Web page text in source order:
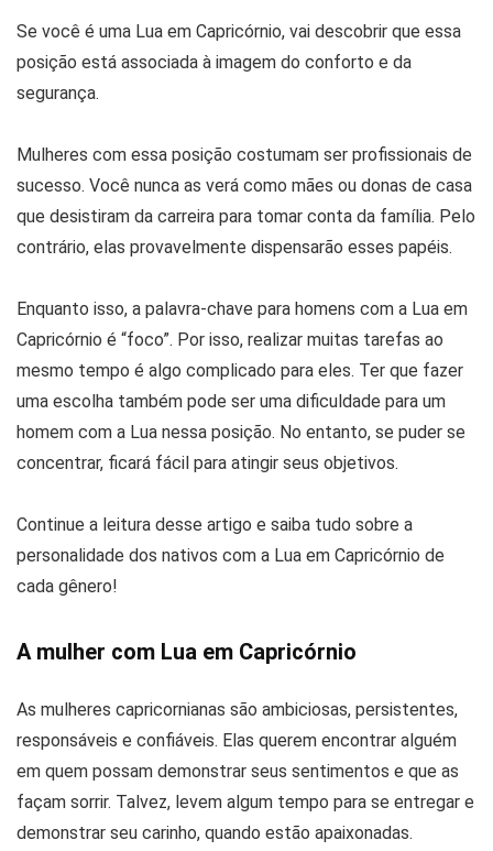
Se você é uma Lua em Capricórnio, vai descobrir que essa
posição está associada à imagem do conforto e da
segurança.
Mulheres com essa posição costumam ser profissionais de
sucesso. Você nunca as verá como mães ou donas de casa
que desistiram da carreira para tomar conta da família. Pelo
contrário, elas provavelmente dispensarão esses papéis.
Enquanto isso, a palavra-chave para homens com a Lua em
Capricórnio é “foco”. Por isso, realizar muitas tarefas ao
mesmo tempo é algo complicado para eles. Ter que fazer
uma escolha também pode ser uma dificuldade para um
homem com a Lua nessa posição. No entanto, se puder se
concentrar, ficará fácil para atingir seus objetivos.
Continue a leitura desse artigo e saiba tudo sobre a
personalidade dos nativos com a Lua em Capricórnio de
cada gênero!
A mulher com Lua em Capricórnio
As mulheres capricornianas são ambiciosas, persistentes,
responsáveis e confiáveis. Elas querem encontrar alguém
em quem possam demonstrar seus sentimentos e que as
façam sorrir. Talvez, levem algum tempo para se entregar e
demonstrar seu carinho, quando estão apaixonadas.